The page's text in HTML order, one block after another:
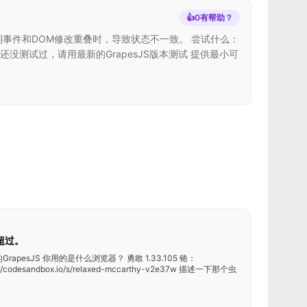
👍0有帮助？
件和DOM修改重叠时，导致状态不一致。 尝试什么：
没测试过，请用最新的GrapesJS版本测试 提供最小可
。
你用的是什么浏览器？ 勇敢 1.33.105 铬：
s/relaxed-mccarthy-v2e37w 描述一下那个虫